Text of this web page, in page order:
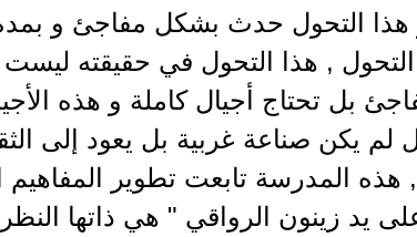
و هذا التحول حدث بشكل مفاجئ و بمدة
, هذا التحول في حقيقته ليست
بل تحتاج أجيال كاملة و هذه
لم يكن صناعة غربية بل يعود إلى
يد زينون الرواقي " هي ذاتها